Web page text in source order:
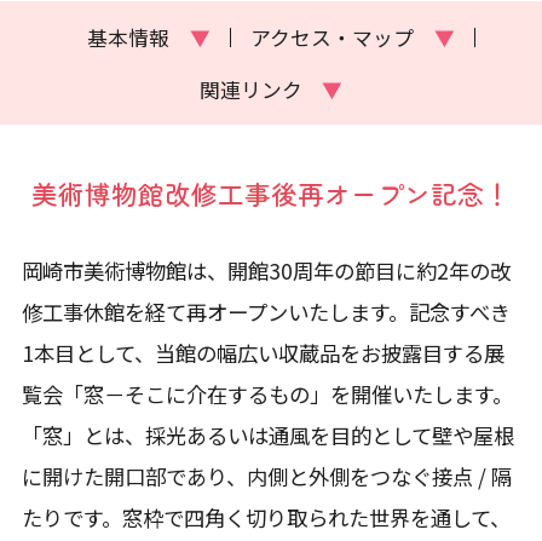
基本情報 ▼ アクセス・マップ
▼
関連リンク
▼
美術博物館改修工事後再オープン記念！
岡崎市美術博物館は、開館30周年の節目に約2年の改
修工事休館を経て再オープンいたします。記念すべき
1本目として、当館の幅広い収蔵品をお披露目する展
覧会「窓－そこに介在するもの」を開催いたします。
「窓」とは、採光あるいは通風を目的として壁や屋根
に開けた開口部であり、内側と外側をつなぐ接点 / 隔
たりです。窓枠で四角く切り取られた世界を通して、